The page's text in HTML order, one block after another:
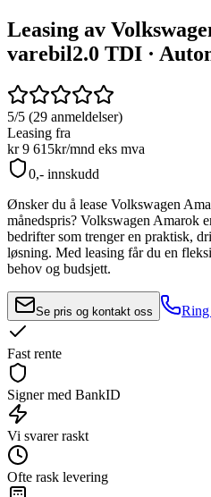
Leasing av
varebil2.0 TDI ·
5/5 (29 anmeldelser)
Leasing fra
kr 9 615kr/mnd eks mva
0,- innskudd
Ønsker du å lease Volkswagen
månedspris? Volkswagen Amarok
bedrifter som trenger en praktisk,
løsning. Med leasing får du en
behov og budsjett.
Se pris og kontakt oss Ring
Fast rente
Signer med BankID
Vi svarer raskt
Ofte rask levering